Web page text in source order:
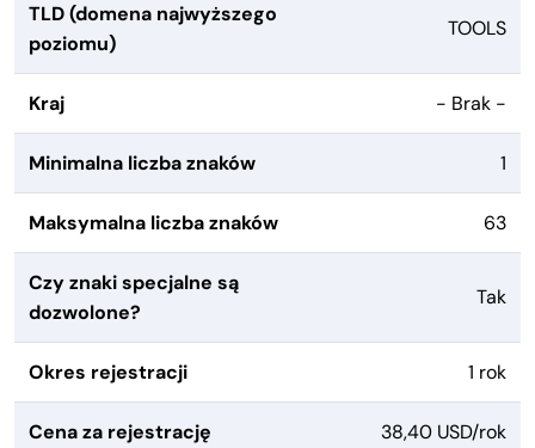
TLD (domena najwyższego
poziomu)
TOOLS
Kraj - Brak -
Minimalna liczba znaków 1
Maksymalna liczba znaków 63
Czy znaki specjalne są
dozwolone?
Tak
Okres rejestracji 1 rok
Cena za rejestrację 38,40 USD/rok